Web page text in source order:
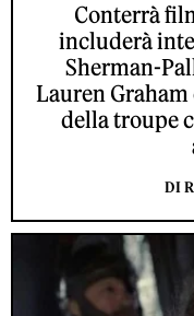
Conterrà
includerà
Sherman-
Lauren
della troupe
DI